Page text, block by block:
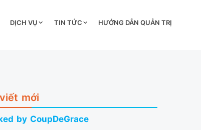
DỊCH VỤ TIN TỨC HƯỚNG DẪN QUẢN TRỊ
mới
by CoupDeGrace